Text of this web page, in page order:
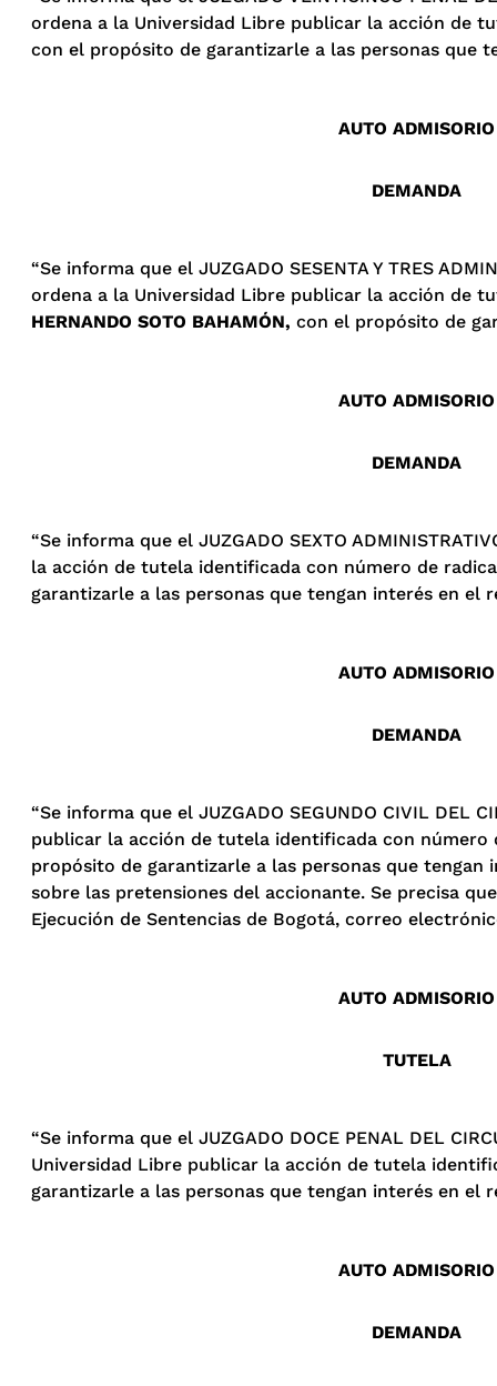
ordena a la Universidad Libre publicar la acción de
con el propósito de garantizarle a las personas que
AUTO ADMISORIO
DEMANDA
“Se informa que el JUZGADO SESENTA Y TRES
ordena a la Universidad Libre publicar la acción de
HERNANDO SOTO BAHAMÓN, con el propósito de
AUTO ADMISORIO
DEMANDA
“Se informa que el JUZGADO SEXTO
la acción de tutela identificada con número de
garantizarle a las personas que tengan interés en el
AUTO ADMISORIO
DEMANDA
“Se informa que el JUZGADO SEGUNDO CIVIL DEL
publicar la acción de tutela identificada con número
propósito de garantizarle a las personas que
sobre las pretensiones del accionante. Se precisa
Ejecución de Sentencias de Bogotá, correo
AUTO ADMISORIO
TUTELA
“Se informa que el JUZGADO DOCE PENAL DEL
Universidad Libre publicar la acción de tutela
garantizarle a las personas que tengan interés en el
AUTO ADMISORIO
DEMANDA